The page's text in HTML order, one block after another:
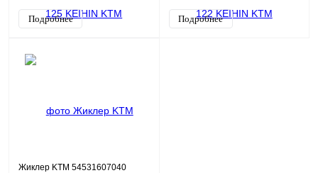
Подробнее Подробнее
Жиклер KTM 54531607040